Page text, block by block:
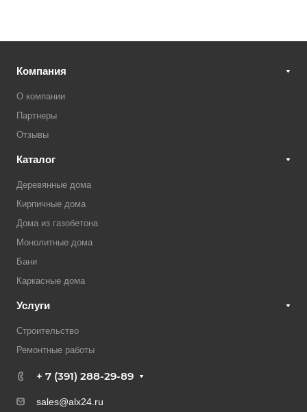
Компания
О компании
Партнеры
Отзывы
Каталог
Деревянные дома
Кирпичные дома
Дома из газобетона
Монолитные дома
Бани
Каркасные дома
Услуги
Строительство
Ремонтные работы
+ 7 (391) 288-29-89
sales@alx24.ru